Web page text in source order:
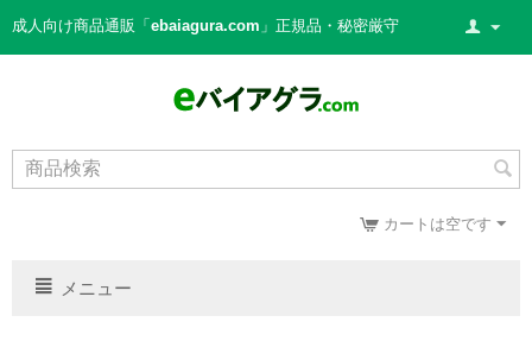
成人向け商品通販「 ebaiagura.com 」正規品・秘密厳守
カートは空です
メニュー